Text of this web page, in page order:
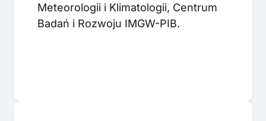
Meteorologii i Klimatologii, Centrum
Badań i Rozwoju IMGW-PIB.